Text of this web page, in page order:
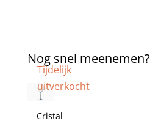
Nog snel meenemen?
Tijdelijk
uitverkocht
Cristal